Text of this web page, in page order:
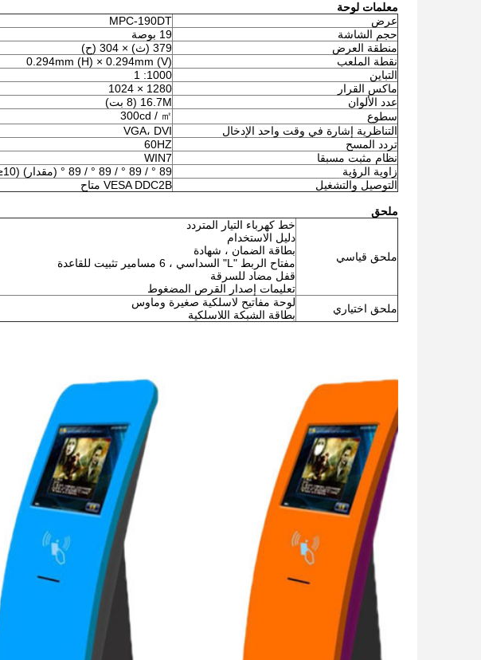
معلمات لوحة
عرض
MPC-190DT
حجم الشاشة
19 بوصة
منطقة العرض
379 (ث) × 304 (ح)
نقطة الملعب
0.294mm (H) × 0.294mm (V)
التباين
1000: 1
ماكس القرار
1280 × 1024
عدد الألوان
16.7M (8 بت)
سطوع
300cd / ㎡
التناظرية إشارة في وقت واحد الإدخال
VGA، DVI
تردد المسح
60HZ
نظام مثبت مسبقا
WIN7
زاوية الرؤية
89 ° / 89 ° / 89 ° / 89 ° (مقدار) (CR≥10)
التوصيل والتشغيل
VESA DDC2B متاح
ملحق
ملحق قياسي
خط كهرباء التيار المتردد
دليل الاستخدام
بطاقة الضمان ، شهادة
مفتاح الربط "L" السداسي ، 6 مسامير تثبيت للقاعدة
قفل مضاد للسرقة
تعليمات إصدار القرص المضغوط
ملحق اختياري
لوحة مفاتيح لاسلكية صغيرة وماوس
بطاقة الشبكة اللاسلكية